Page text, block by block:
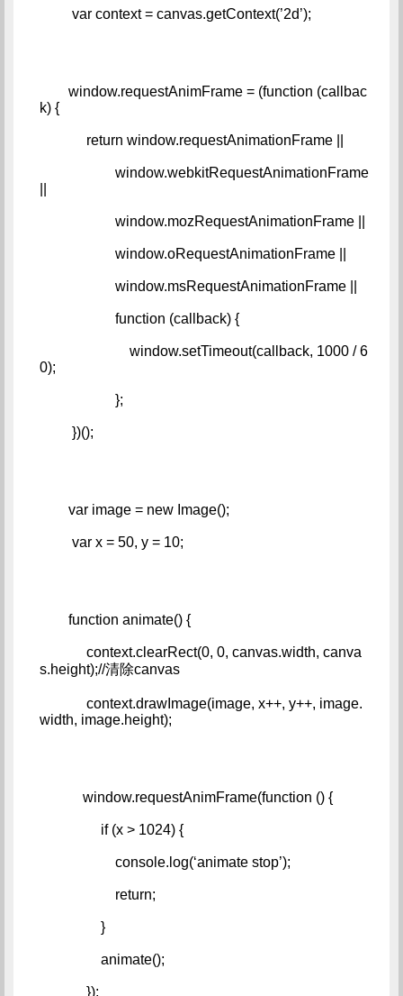
var context = canvas.getContext(’2d’);
window.requestAnimFrame = (function (callbac
k) {
return window.requestAnimationFrame ||
window.oRequestAnimationFrame ||
window.msRequestAnimationFrame ||
function (callback) {
0);
};
})();
var image = new Image();
var x = 50, y = 10;
function animate() {
s.height);//清除canvas
width, image.height);
window.requestAnimFrame(function () {
if (x > 1024) {
console.log(‘animate stop’);
return;
}
animate();
});